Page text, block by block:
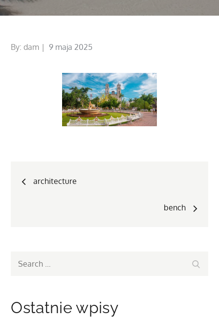
By:dam
Posted
9 maja 2025
Nawigacja
architecture
bench
Ostatnie wpisy